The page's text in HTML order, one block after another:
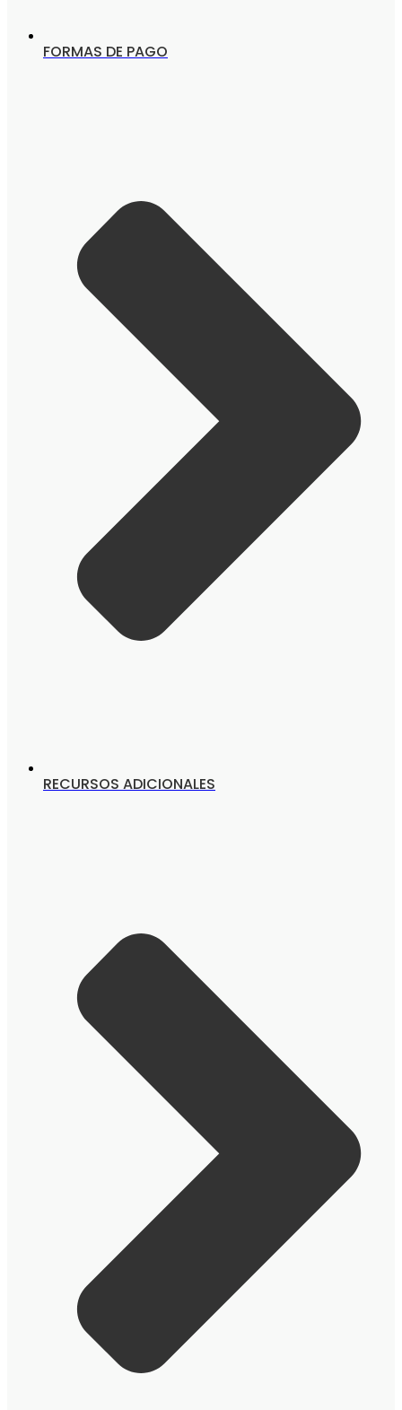
FORMAS DE PAGO
RECURSOS ADICIONALES